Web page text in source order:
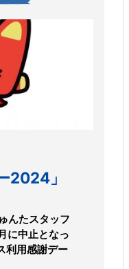
2024」
んたスタッフ
に中止となっ
利用感謝デー